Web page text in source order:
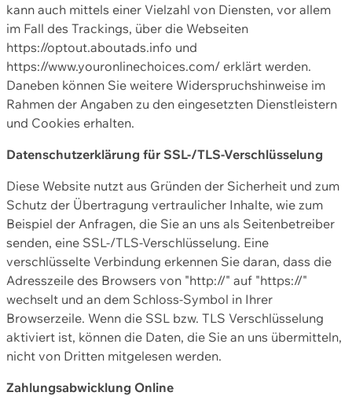
kann auch mittels einer Vielzahl von Diensten, vor allem
im Fall des Trackings, über die Webseiten
https://optout.aboutads.info und
https://www.youronlinechoices.com/ erklärt werden.
Daneben können Sie weitere Widerspruchshinweise im
Rahmen der Angaben zu den eingesetzten Dienstleistern
und Cookies erhalten.
Datenschutzerklärung für SSL-/TLS-Verschlüsselung
Diese Website nutzt aus Gründen der Sicherheit und zum
Schutz der Übertragung vertraulicher Inhalte, wie zum
Beispiel der Anfragen, die Sie an uns als Seitenbetreiber
senden, eine SSL-/TLS-Verschlüsselung. Eine
verschlüsselte Verbindung erkennen Sie daran, dass die
Adresszeile des Browsers von "http://" auf "https://"
wechselt und an dem Schloss-Symbol in Ihrer
Browserzeile. Wenn die SSL bzw. TLS Verschlüsselung
aktiviert ist, können die Daten, die Sie an uns übermitteln,
nicht von Dritten mitgelesen werden.
Zahlungsabwicklung Online